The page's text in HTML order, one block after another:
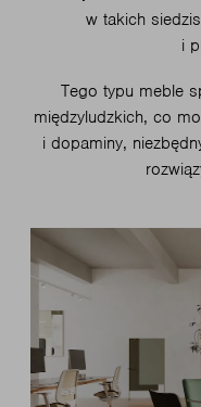
w takich
i
Tego typu meble
międzyludzkich, co
i dopaminy,